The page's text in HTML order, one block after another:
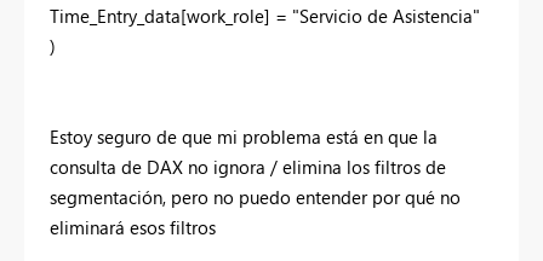
Time_Entry_data[work_role] = "Servicio de Asistencia"
)
Estoy seguro de que mi problema está en que la
consulta de DAX no ignora / elimina los filtros de
segmentación, pero no puedo entender por qué no
eliminará esos filtros